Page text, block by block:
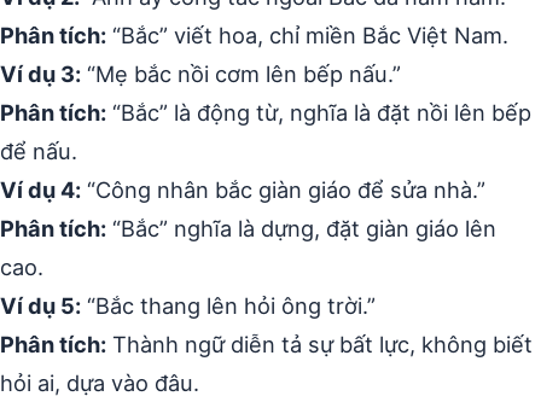
Phân tích: “Bắc” viết hoa, chỉ miền Bắc Việt Nam.
Ví dụ 3: “Mẹ bắc nồi cơm lên bếp nấu.”
Phân tích: “Bắc” là động từ, nghĩa là đặt nồi lên bếp
để nấu.
Ví dụ 4: “Công nhân bắc giàn giáo để sửa nhà.”
Phân tích: “Bắc” nghĩa là dựng, đặt giàn giáo lên
cao.
Ví dụ 5: “Bắc thang lên hỏi ông trời.”
Phân tích: Thành ngữ diễn tả sự bất lực, không biết
hỏi ai, dựa vào đâu.